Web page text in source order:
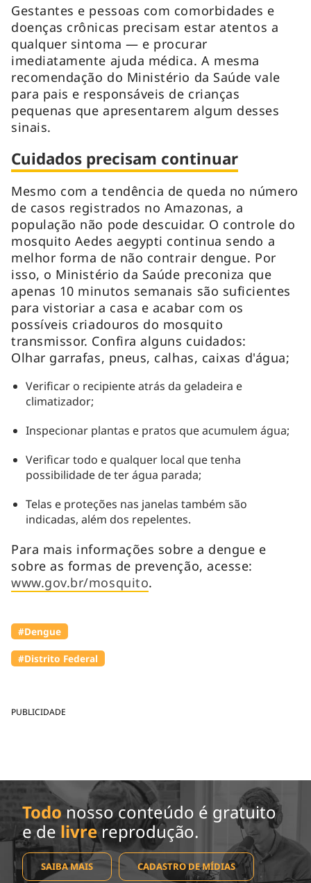
PUBLICIDADE
Gestantes e pessoas com comorbidades e
doenças crônicas precisam estar atentos a
qualquer sintoma — e procurar
imediatamente ajuda médica. A mesma
recomendação do Ministério da Saúde vale
para pais e responsáveis de crianças
pequenas que apresentarem algum desses
sinais.
Cuidados precisam continuar
Mesmo com a tendência de queda no número
de casos registrados no Amazonas, a
população não pode descuidar. O controle do
mosquito Aedes aegypti continua sendo a
melhor forma de não contrair dengue. Por
isso, o Ministério da Saúde preconiza que
apenas 10 minutos semanais são suficientes
para vistoriar a casa e acabar com os
possíveis criadouros do mosquito
transmissor. Confira alguns cuidados:
Olhar garrafas, pneus, calhas, caixas d'água;
Verificar o recipiente atrás da geladeira e
climatizador;
Inspecionar plantas e pratos que acumulem água;
Verificar todo e qualquer local que tenha
possibilidade de ter água parada;
Telas e proteções nas janelas também são
indicadas, além dos repelentes.
Para mais informações sobre a dengue e
sobre as formas de prevenção, acesse:
www.gov.br/mosquito.
#Dengue
#Distrito Federal
Todo nosso conteúdo é gratuito
e de livrereprodução.
SAIBA MAIS CADASTRO DE MÍDIAS